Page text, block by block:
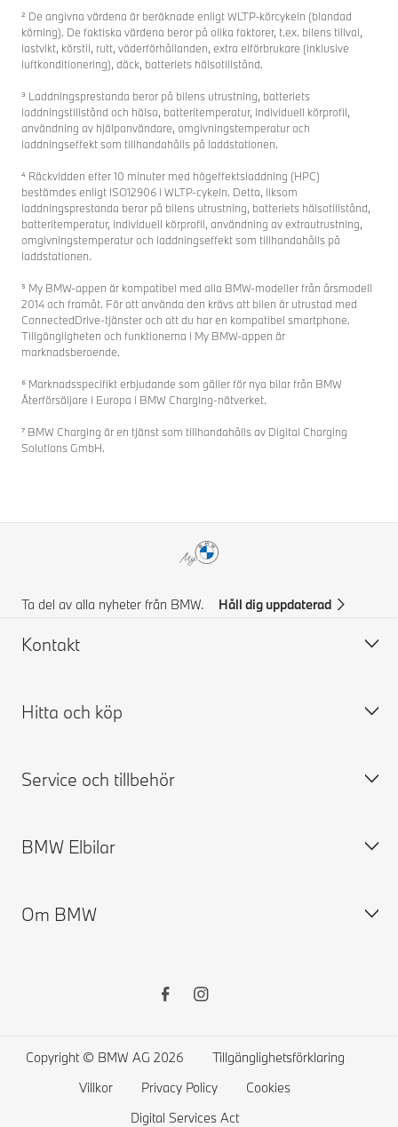
² De angivna värdena är beräknade enligt WLTP-körcykeln (blandad
körning). De faktiska värdena beror på olika faktorer, t.ex. bilens tillval,
lastvikt, körstil, rutt, väderförhållanden, extra elförbrukare (inklusive
luftkonditionering), däck, batteriets hälsotillstånd.
³ Laddningsprestanda beror på bilens utrustning, batteriets
laddningstillstånd och hälsa, batteritemperatur, individuell körprofil,
användning av hjälpanvändare, omgivningstemperatur och
laddningseffekt som tillhandahålls på laddstationen.
⁴ Räckvidden efter 10 minuter med högeffektsladdning (HPC)
bestämdes enligt ISO12906 i WLTP-cykeln. Detta, liksom
laddningsprestanda beror på bilens utrustning, batteriets hälsotillstånd,
batteritemperatur, individuell körprofil, användning av extrautrustning,
omgivningstemperatur och laddningseffekt som tillhandahålls på
laddstationen.
⁵ My BMW-appen är kompatibel med alla BMW-modeller från årsmodell
2014 och framåt. För att använda den krävs att bilen är utrustad med
ConnectedDrive-tjänster och att du har en kompatibel smartphone.
Tillgängligheten och funktionerna i My BMW-appen är
marknadsberoende.
⁶ Marknadsspecifikt erbjudande som gäller för nya bilar från BMW
Återförsäljare i Europa i BMW Charging-nätverket.
⁷ BMW Charging är en tjänst som tillhandahålls av Digital Charging
Solutions GmbH.
Ta del av alla nyheter från BMW. Håll dig uppdaterad
Kontakt
Kontakta BMW
Prisförslag
Boka provkörning
Hitta och köp
Bygg din BMW
Begagnade bilar
BMW Financial Services
Service och tillbehör
Boka service
BMW ConnectedDrive
Kontrollera BMW återkallelser
BMW Elbilar
Elbilar
Om BMW
BMW Academy
BMW Driving Experience
Copyright © BMW AG 2026
Tillgänglighetsförklaring
Villkor
Privacy Policy
Cookies
Digital Services Act